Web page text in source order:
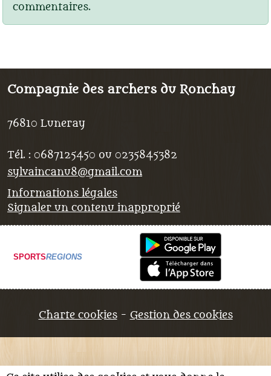
commentaires.
Compagnie des archers du Ronchay
76810 Luneray
Tél. : 0687125450 ou 0235845382
sylvaincanu8@gmail.com
Informations légales
Signaler un contenu inapproprié
SPORTSREGIONS
Charte cookies Gestion des cookies